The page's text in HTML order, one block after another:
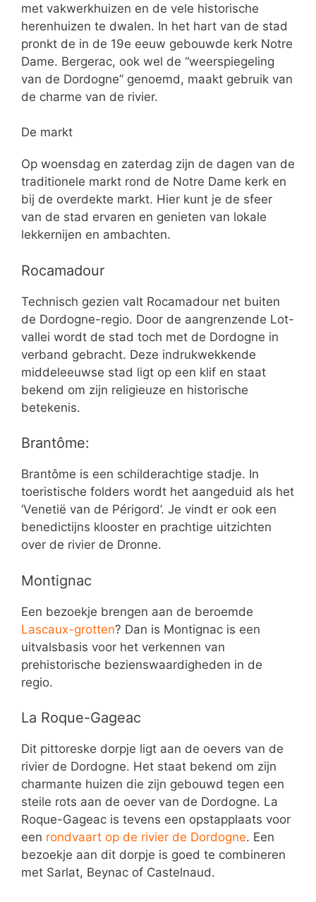
met vakwerkhuizen en de vele historische
herenhuizen te dwalen. In het hart van de stad
pronkt de in de 19e eeuw gebouwde kerk Notre
Dame. Bergerac, ook wel de “weerspiegeling
van de Dordogne” genoemd, maakt gebruik van
de charme van de rivier.
De markt
Op woensdag en zaterdag zijn de dagen van de
traditionele markt rond de Notre Dame kerk en
bij de overdekte markt. Hier kunt je de sfeer
van de stad ervaren en genieten van lokale
lekkernijen en ambachten.
Rocamadour
Technisch gezien valt Rocamadour net buiten
de Dordogne-regio. Door de aangrenzende Lot-
vallei wordt de stad toch met de Dordogne in
verband gebracht. Deze indrukwekkende
middeleeuwse stad ligt op een klif en staat
bekend om zijn religieuze en historische
betekenis.
Brantôme:
Brantôme is een schilderachtige stadje. In
toeristische folders wordt het aangeduid als het
‘Venetië van de Périgord’. Je vindt er ook een
benedictijns klooster en prachtige uitzichten
over de rivier de Dronne.
Montignac
Een bezoekje brengen aan de beroemde
Lascaux-grotten? Dan is Montignac is een
uitvalsbasis voor het verkennen van
prehistorische bezienswaardigheden in de
regio.
La Roque-Gageac
Dit pittoreske dorpje ligt aan de oevers van de
rivier de Dordogne. Het staat bekend om zijn
charmante huizen die zijn gebouwd tegen een
steile rots aan de oever van de Dordogne. La
Roque-Gageac is tevens een opstapplaats voor
een rondvaart op de rivier de Dordogne. Een
bezoekje aan dit dorpje is goed te combineren
met Sarlat, Beynac of Castelnaud.